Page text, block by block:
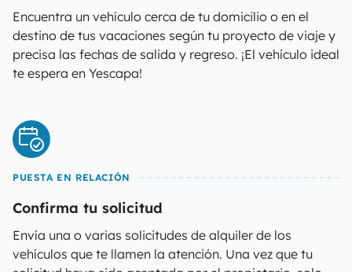
Encuentra un vehículo cerca de tu domicilio o en el
destino de tus vacaciones según tu proyecto de viaje y
precisa las fechas de salida y regreso. ¡El vehículo ideal
te espera en Yescapa!
PUESTA EN RELACIÓN
Confirma tu solicitud
Envía una o varias solicitudes de alquiler de los
vehículos que te llamen la atención. Una vez que tu